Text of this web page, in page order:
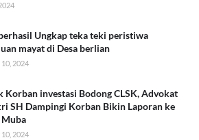
Ungkap teka teki peristiwa
mayat di Desa berlian
2024
Korban investasi Bodong CLSK, Advokat
SH Dampingi Korban Bikin Laporan ke
2024